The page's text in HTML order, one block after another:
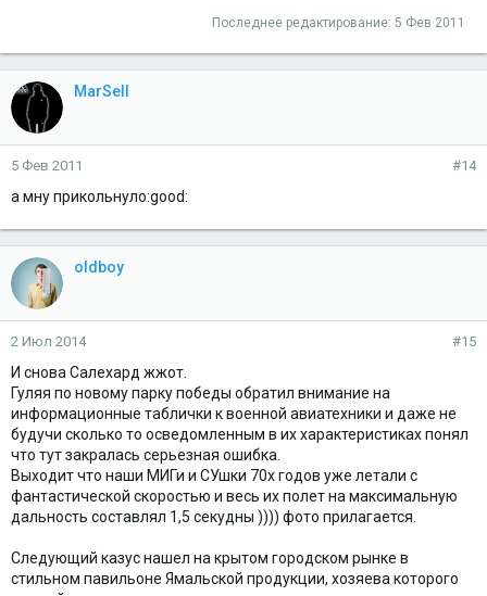
Последнее редактирование: 5 Фев 2011
MarSell
5 Фев 2011 #14
а мну прикольнуло:good:
oldboy
2 Июл 2014 #15
И снова Салехард жжот.
Гуляя по новому парку победы обратил внимание на
информационные таблички к военной авиатехники и даже не
будучи сколько то осведомленным в их характеристиках понял
что тут закралась серьезная ошибка.
Выходит что наши МИГи и СУшки 70х годов уже летали с
фантастической скоростью и весь их полет на максимальную
дальность составлял 1,5 секудны )))) фото прилагается.
Следующий казус нашел на крытом городском рынке в
стильном павильоне Ямальской продукции, хозяева которого